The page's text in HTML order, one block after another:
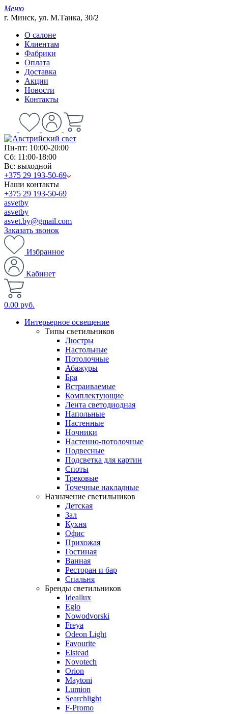
Меню
г. Минск, ул. М.Танка, 30/2
О салоне
Клиентам
Фабрики
Оплата
Доставка
Акции
Новости
Контакты
Пн-пт: 10:00-20:00
Сб: 11:00-18:00
Вс: выходной
+375 29 193-50-69
Наши контакты
+375 29 193-50-69
asvetby
asvetby
asvet.by@gmail.com
Заказать звонок
Избранное
Кабинет
0.00 руб.
Интерьерное освещение
Типы светильников
Люстры
Настольные
Потолочные
Абажуры
Бра
Встраиваемые
Комплектующие
Лента светодиодная
Напольные
Настенные
Ночники
Настенно-потолочные
Подвесные
Подсветка для картин
Споты
Трековые
Точечные накладные
Назначение светильников
Детская
Зал
Кухня
Офис
Прихожая
Гостиная
Ванная
Ресторан и бар
Спальня
Бренды светильников
Ideallux
Eglo
Nowodvorski
Freya
Odeon Light
Favourite
Elstead
Novotech
Orion
Maytoni
Lumion
Searchlight
F-Promo